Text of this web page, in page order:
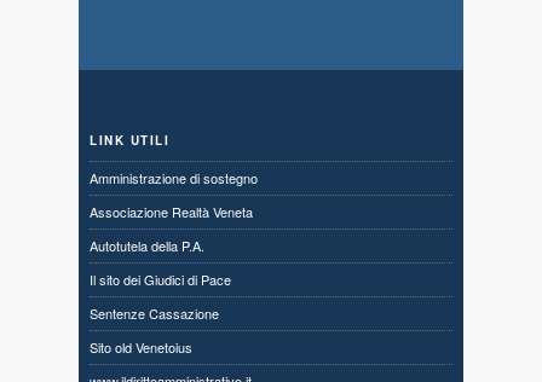
LINK UTILI
Amministrazione di sostegno
Associazione Realtà Veneta
Autotutela della P.A.
Il sito dei Giudici di Pace
Sentenze Cassazione
Sito old Venetoius